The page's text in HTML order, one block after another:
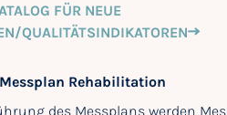
FÜR NEUE
QUALITÄTSINDIKATOREN
Rehabilitation
des Messplans werden